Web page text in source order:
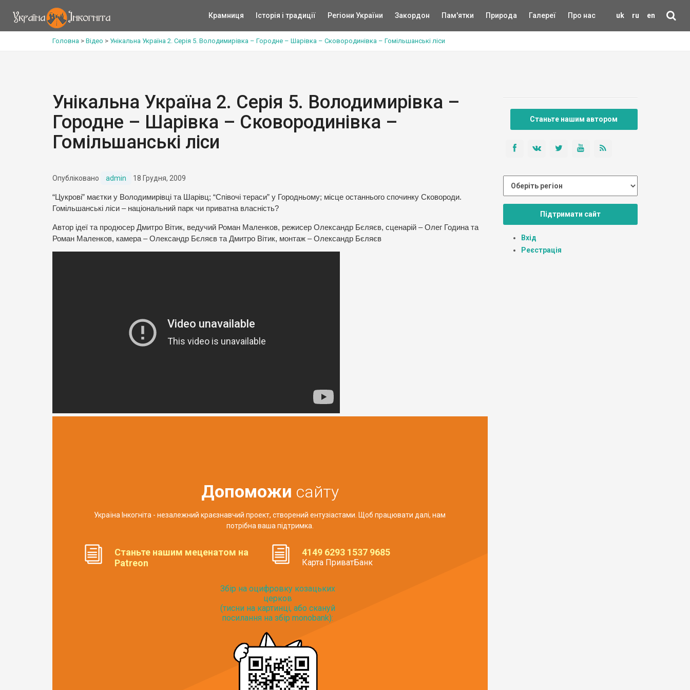
uk ru en
Крамниця Історія і традиції Регіони України Закордон Пам'ятки Природа Галереї Про нас
Головна > Відео > Унікальна Україна 2. Серія 5. Володимирівка – Городне – Шарівка – Сковородинівка – Гомільшанські ліси
Унікальна Україна 2. Серія 5. Володимирівка –
Городне – Шарівка – Сковородинівка –
Гомільшанські ліси
Опубліковано admin 18 Грудня, 2009
“Цукрові” маєтки у Володимирівці та Шарівц; “Співочі тераси” у Городньому; місце останнього спочинку Сковороди.
Гомільшанські ліси – національний парк чи приватна власність?
Автор ідеї та продюсер Дмитро Вітик, ведучий Роман Маленков, режисер Олександр Бєляєв, сценарій – Олег Година та
Роман Маленков, камера – Олександр Бєляєв та Дмитро Вітик, монтаж – Олександр Бєляєв
Допоможи сайту
Україна Інкогніта - незалежний краєзнавчий проект, створений ентузіастами. Щоб працювати далі, нам
потрібна ваша підтримка.
Станьте нашим меценатом на
Patreon
4149 6293 1537 9685
Карта ПриватБанк
Збір на оцифровку козацьких
церков
(тисни на картинці, або скануй
посилання на збір monobank):
Станьте нашим автором
Підтримати сайт
Вхід
Реєстрація